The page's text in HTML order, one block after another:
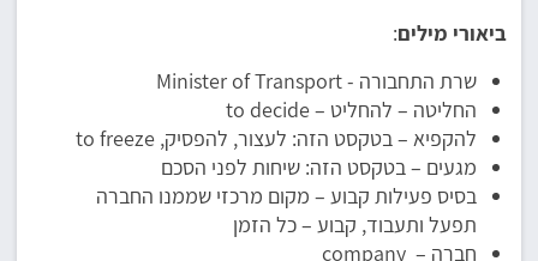
ביאורי מילים:
שרת התחבורה - Minister of Transport
החליטה – להחליט – to decide
להקפיא – בטקסט הזה: לעצור, להפסיק, to freeze
מגעים – בטקסט הזה: שיחות לפני הסכם
בסיס פעילות קבוע – מקום מרכזי שממנו החברה
תפעל ותעבוד, קבוע – כל הזמן
חֶבְרָה – company